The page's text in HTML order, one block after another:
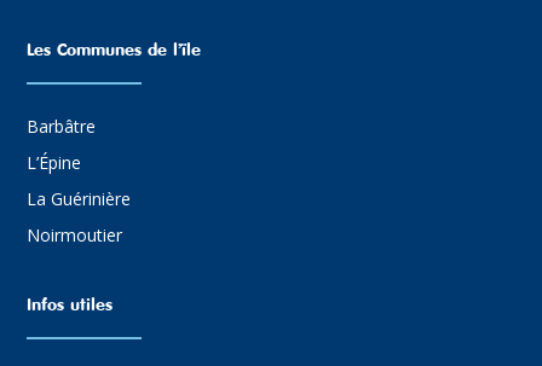
Les Communes de l’ïle
Barbâtre
L’Épine
La Guérinière
Noirmoutier
Infos utiles